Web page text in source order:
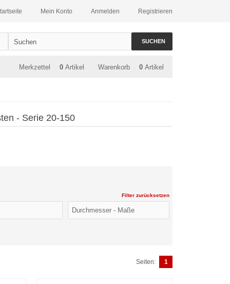
Registrieren
Anmelden
Mein Konto
SUCHEN
Warenkorb 0 Artikel
Merkzettel 0 Artikel
- Serie 20-150
Filter zurücksetzen
Seiten: 1